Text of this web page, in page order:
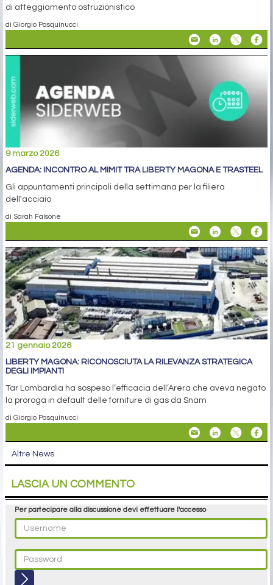
di atteggiamento ostruzionistico
di Giorgio Pasquinucci
9 marzo 2026
AGENDA: INCONTRO AL MIMIT TRA LIBERTY MAGONA E TRASTEEL
Gli appuntamenti principali della settimana per la filiera
dell'acciaio
di Sarah Falsone
21 gennaio 2026
LIBERTY MAGONA: RICONOSCIUTA LA RILEVANZA STRATEGICA
DEGLI IMPIANTI
Tar Lombardia ha sospeso l’efficacia dell’Arera che aveva negato
la proroga in default delle forniture di gas da Snam
di Giorgio Pasquinucci
Altre News
LASCIA UN COMMENTO
Per partecipare alla discussione devi effettuare l'accesso